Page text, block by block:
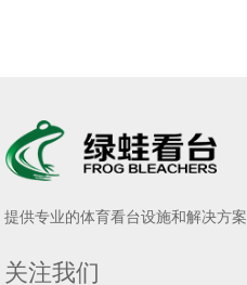
提供专业的体育看台设施和解决方案
关注我们